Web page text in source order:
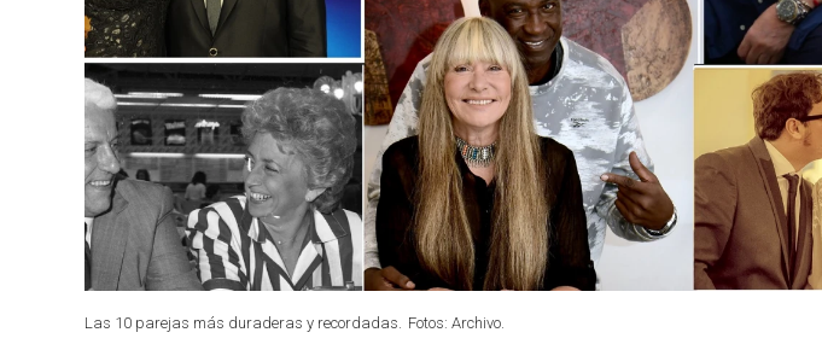
Las 10 parejas más duraderas y recordadas. Fotos: Archivo.